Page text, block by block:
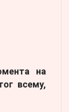
на
всему,